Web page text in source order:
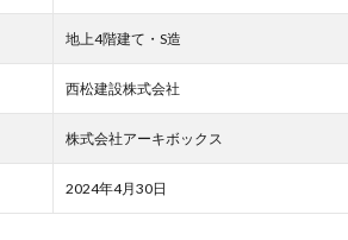
地上4階建て・S造
西松建設株式会社
株式会社アーキボックス
2024年4月30日